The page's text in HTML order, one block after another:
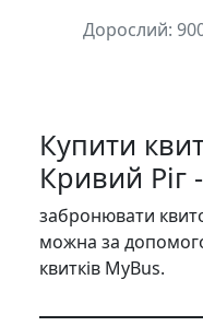
Дорослий:
Купити
Кривий Ріг
забронювати
можна за
квитків MyBus.